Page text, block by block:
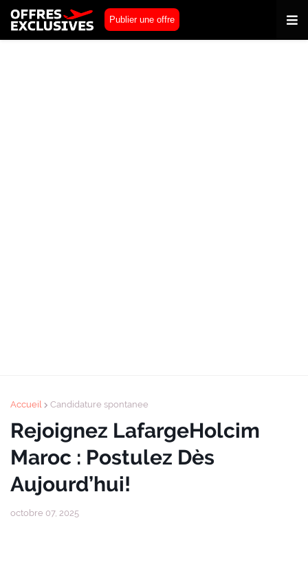
Publier une offre
Accueil Candidature spontanee
Rejoignez LafargeHolcim
Maroc : Postulez Dès
Aujourd’hui!
octobre 07, 2025